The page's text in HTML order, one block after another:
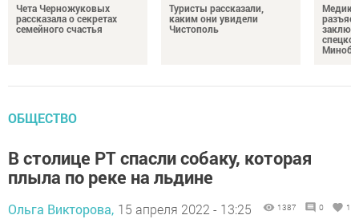
Чета Черножуковых
рассказала о секретах
семейного счастья
Туристы рассказали,
каким они увидели
Чистополь
ОБЩЕСТВО
В столице РТ спасли собаку, которая
плыла по реке на льдине
Ольга Викторова, 15 апреля 2022 - 13:25 1387 0 1